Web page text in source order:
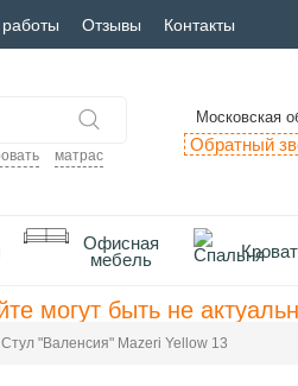
Отзывы Контакты
матрас
Московская
Обратный
Офисная
мебель
могут быть не
Стул "Валенсия" Mazeri Yellow 13